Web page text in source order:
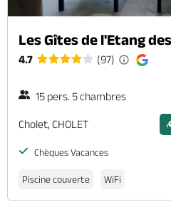
Les Gîtes de l'Etang
4.7 (97)
15 pers. 5 chambres
Cholet, CHOLET
Chèques Vacances
Piscine couverte WiFi